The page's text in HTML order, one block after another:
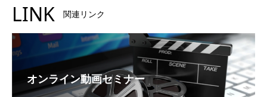
LINK 関連リンク
オンライン動画セミナー